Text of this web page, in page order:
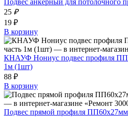
25 ₽
19 ₽
В корзину
КНАУФ Нониус подвес профиля
1м (1шт)
88 ₽
В корзину
Подвес прямой профиля